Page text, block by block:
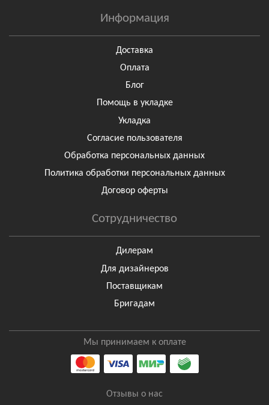
Информация
Доставка
Оплата
Блог
Помощь в укладке
Укладка
Согласие пользователя
Обработка персональных данных
Политика обработки персональных данных
Договор оферты
Сотрудничество
Дилерам
Для дизайнеров
Поставщикам
Бригадам
Мы принимаем к оплате
Отзывы о нас